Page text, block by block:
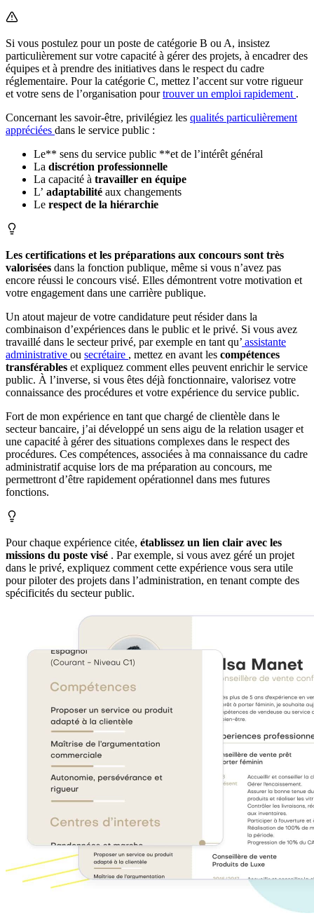
Si vous postulez pour un poste de catégorie B ou A, insistez
particulièrement sur votre capacité à gérer des projets, à encadrer des
équipes et à prendre des initiatives dans le respect du cadre
réglementaire. Pour la catégorie C, mettez l’accent sur votre rigueur
et votre sens de l’organisation pourtrouver un emploi rapidement .
Concernant les savoir-être, privilégiez les qualités particulièrement
appréciées dans le service public :
Le** sens du service public **et de l’intérêt général
La discrétion professionnelle
La capacité à travailler en équipe
L’ adaptabilité aux changements
Le respect de la hiérarchie
Les certifications et les préparations aux concours sont très
valorisées dans la fonction publique, même si vous n’avez pas
encore réussi le concours visé. Elles démontrent votre motivation et
votre engagement dans une carrière publique.
Un atout majeur de votre candidature peut résider dans la
combinaison d’expériences dans le public et le privé. Si vous avez
travaillé dans le secteur privé, par exemple en tant qu’ assistante
administrative ou secrétaire , mettez en avant les compétences
transférables et expliquez comment elles peuvent enrichir le service
public. À l’inverse, si vous êtes déjà fonctionnaire, valorisez votre
connaissance des procédures et votre expérience du service public.
Fort de mon expérience en tant que chargé de clientèle dans le
secteur bancaire, j’ai développé un sens aigu de la relation usager et
une capacité à gérer des situations complexes dans le respect des
procédures. Ces compétences, associées à ma connaissance du cadre
administratif acquise lors de ma préparation au concours, me
permettront d’être rapidement opérationnel dans mes futures
fonctions.
Pour chaque expérience citée, établissez un lien clair avec les
missions du poste visé . Par exemple, si vous avez géré un projet
dans le privé, expliquez comment cette expérience vous sera utile
pour piloter des projets dans l’administration, en tenant compte des
spécificités du secteur public.